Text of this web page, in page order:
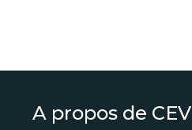
A propos de CEV